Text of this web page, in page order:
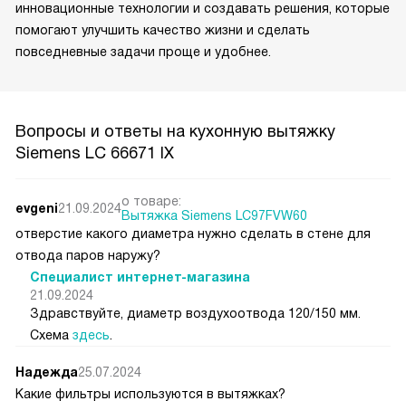
инновационные технологии и создавать решения, которые
помогают улучшить качество жизни и сделать
повседневные задачи проще и удобнее.
Вопросы и ответы на кухонную вытяжку
Siemens LC 66671 IX
evgeni21.09.2024о товаре:
Вытяжка Siemens LC97FVW60
отверстие какого диаметра нужно сделать в стене для
отвода паров наружу?
Специалист интернет-магазина
21.09.2024
Здравствуйте, диаметр воздухоотвода 120/150 мм.
Схема здесь.
Надежда25.07.2024
Какие фильтры используются в вытяжках?